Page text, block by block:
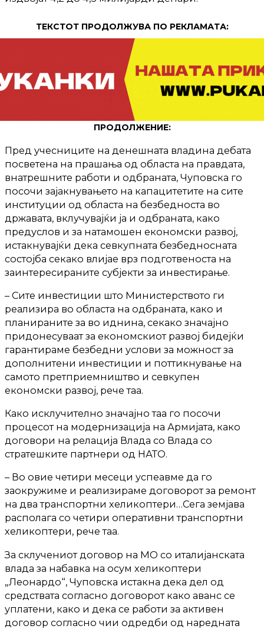
ТЕКСТОТ ПРОДОЛЖУВА ПО РЕКЛАМАТА:
ПРОДОЛЖЕНИЕ:
Пред учесниците на денешната владина дебата
посветена на прашања од областа на правдата,
внатрешните работи и одбраната, Чуповска го
посочи зајакнувањето на капацитетите на сите
институции од областа на безбедноста во
државата, вклучувајќи ја и одбраната, како
предуслов и за натамошен економски развој,
истакнувајќи дека севкупната безбедносната
состојба секако влијае врз подготвеноста на
заинтересираните субјекти за инвестирање.
– Сите инвестиции што Министерството ги
реализира во областа на одбраната, како и
планираните за во иднина, секако значајно
придонесуваат за економскиот развој бидејќи
гарантираме безбедни услови за можност за
дополнитени инвестиции и поттикнување на
самото претприемништво и севкупен
економски развој, рече таа.
Како исклучително значајно таа го посочи
процесот на модернизација на Армијата, како
договори на релација Влада со Влада со
стратешките партнери од НАТО.
– Во овие четири месеци успеавме да го
заокружиме и реализираме договорот за ремонт
на два транспортни хеликоптери…Сега земјава
располага со четири оперативни транспортни
хеликоптери, рече таа.
За склучениот договор на МО со италијанската
влада за набавка на осум хеликоптери
„Леонардо“, Чуповска истакна дека дел од
средствата согласно договорот како аванс се
уплатени, како и дека се работи за активен
договор согласно чии одредби од наредната